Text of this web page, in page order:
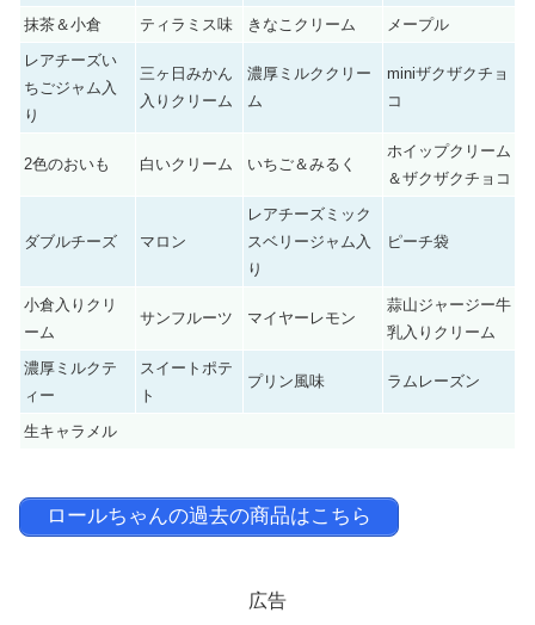
抹茶＆小倉
ティラミス味 きなこクリーム
メープル
レアチーズい
ちごジャム入
り
三ヶ日みかん
入りクリーム
濃厚ミルククリー
ム
miniザクザクチョ
コ
2色のおいも 白いクリーム いちご＆みるく
ホイップクリーム
＆ザクザクチョコ
ダブルチーズ マロン
レアチーズミック
スベリージャム入
り
ピーチ袋
小倉入りクリ
ーム
サンフルーツ マイヤーレモン
蒜山ジャージー牛
乳入りクリーム
濃厚ミルクテ
ィー
スイートポテ
ト
プリン風味 ラムレーズン
生キャラメル
ロールちゃんの過去の商品はこちら
広告